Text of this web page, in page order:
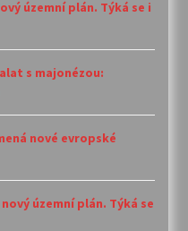
územní plán. Týká se i
s majonézou:
nové evropské
územní plán. Týká se